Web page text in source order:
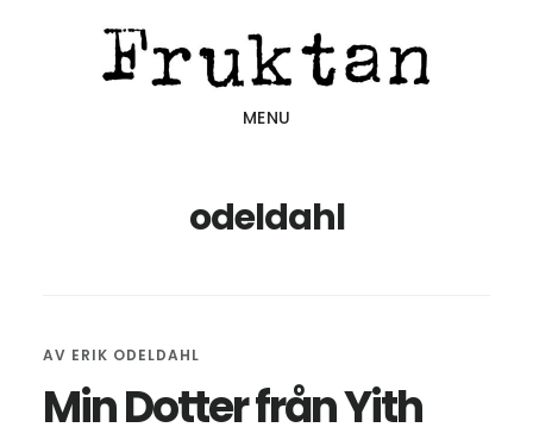
MENU
odeldahl
AV ERIK ODELDAHL
Min Dotter från Yith